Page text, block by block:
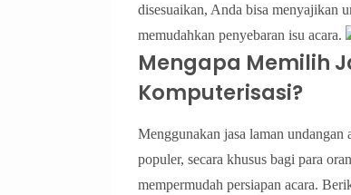
disesuaikan, Anda bisa menyajikan
memudahkan penyebaran isu acara.
Mengapa Memilih
Komputerisasi?
Menggunakan jasa laman
populer, secara khusus bagi para
mempermudah persiapan acara.